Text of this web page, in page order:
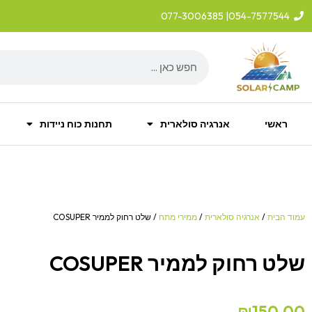
דילוג
054-7577544
| 077-3006385
ראשי אנרגיה סולארית תחנות כוח ניידות
עמוד הבית / אנרגיה סולארית / ממירי מתח / שלט רחוק לממיר COSUPER
שלט רחוק לממיר COSUPER